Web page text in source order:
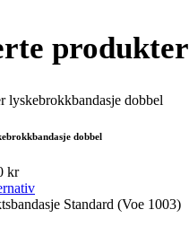
produkter
dobbel
kr
Dette
produktet